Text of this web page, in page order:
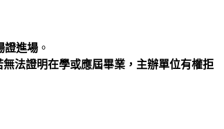
證進場 。
無法證明在學或應屆畢業，主辦單位有權拒